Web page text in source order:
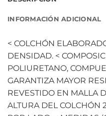
INFORMACIÓN ADICIONAL
< COLCHÓN
DENSIDAD. <
POLIURETANO,
GARANTIZA MAYOR
REVESTIDO EN MALLA
ALTURA DEL COLCHÓN